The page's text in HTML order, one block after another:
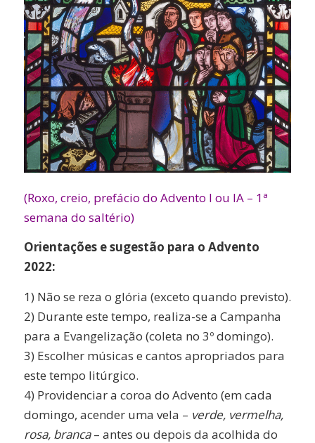
(Roxo, creio, prefácio do Advento I ou IA – 1ª
semana do saltério)
Orientações e sugestão para o Advento
2022:
1) Não se reza o glória (exceto quando previsto).
2) Durante este tempo, realiza-se a Campanha
para a Evangelização (coleta no 3º domingo).
3) Escolher músicas e cantos apropriados para
este tempo litúrgico.
4) Providenciar a coroa do Advento (em cada
domingo, acender uma vela – verde, vermelha,
rosa, branca– antes ou depois da acolhida do